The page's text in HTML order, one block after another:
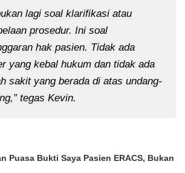
lagi soal klarifikasi atau
prosedur. Ini soal
hak pasien. Tidak ada
yang kebal hukum dan tidak ada
sakit yang berada di atas undang-
tegas Kevin.
Puasa Bukti Saya Pasien ERACS, Bukan